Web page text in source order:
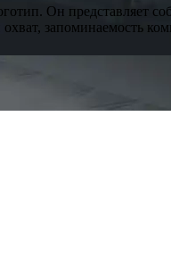
Он представляет
запоминаемость